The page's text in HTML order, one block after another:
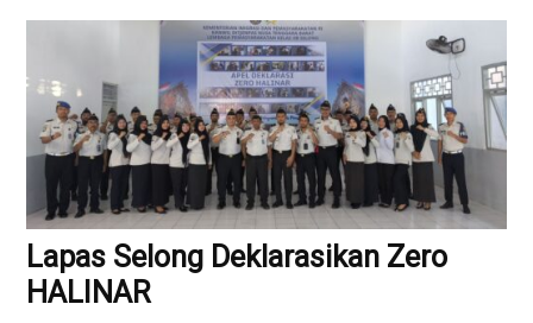
Lapas Selong Deklarasikan Zero
HALINAR